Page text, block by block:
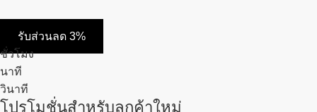
รับส่วนลด 3%
ชั่วโมง
นาที
วินาที
โปรโมชั่นสำหรับลูกค้าใหม่